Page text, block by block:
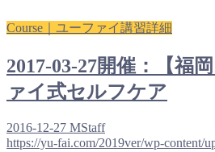
Course｜ユーファイ講習詳細
2017-03-27開催：【福
ァイ式セルフケア
2016-12-27 MStaff
https://yu-fai.com/2019ver/wp-content/